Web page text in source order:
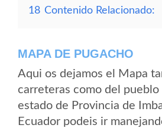
18 Contenido Relacionado:
MAPA DE PUGACHO
Aqui os dejamos el Mapa
carreteras como del pueblo
estado de Provincia de
Ecuador podeis ir